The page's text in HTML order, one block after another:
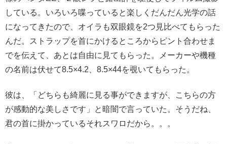
している。いろいろ喋っていると楽しくだんだん光学の話
になってきたので、オイラも双眼鏡を2つ見比べてもらった
んだ。ストラップを首にかけるところからピント合わせま
でを伝えて、あとは自由に見てもらった。メーカーや機種
の名前は伏せて8.5×4.2、8.5×44を覗いてもらった。
彼は、「どちらも綺麗に見る事ができますが、こちらの方
が感動的な美しさです」と暗闇で言っていた。そうだね、
君の首に掛かっているそれスワロだから。。。